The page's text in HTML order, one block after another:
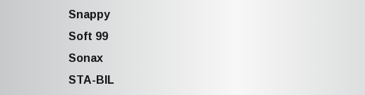
Snappy
Soft 99
Sonax
STA-BIL